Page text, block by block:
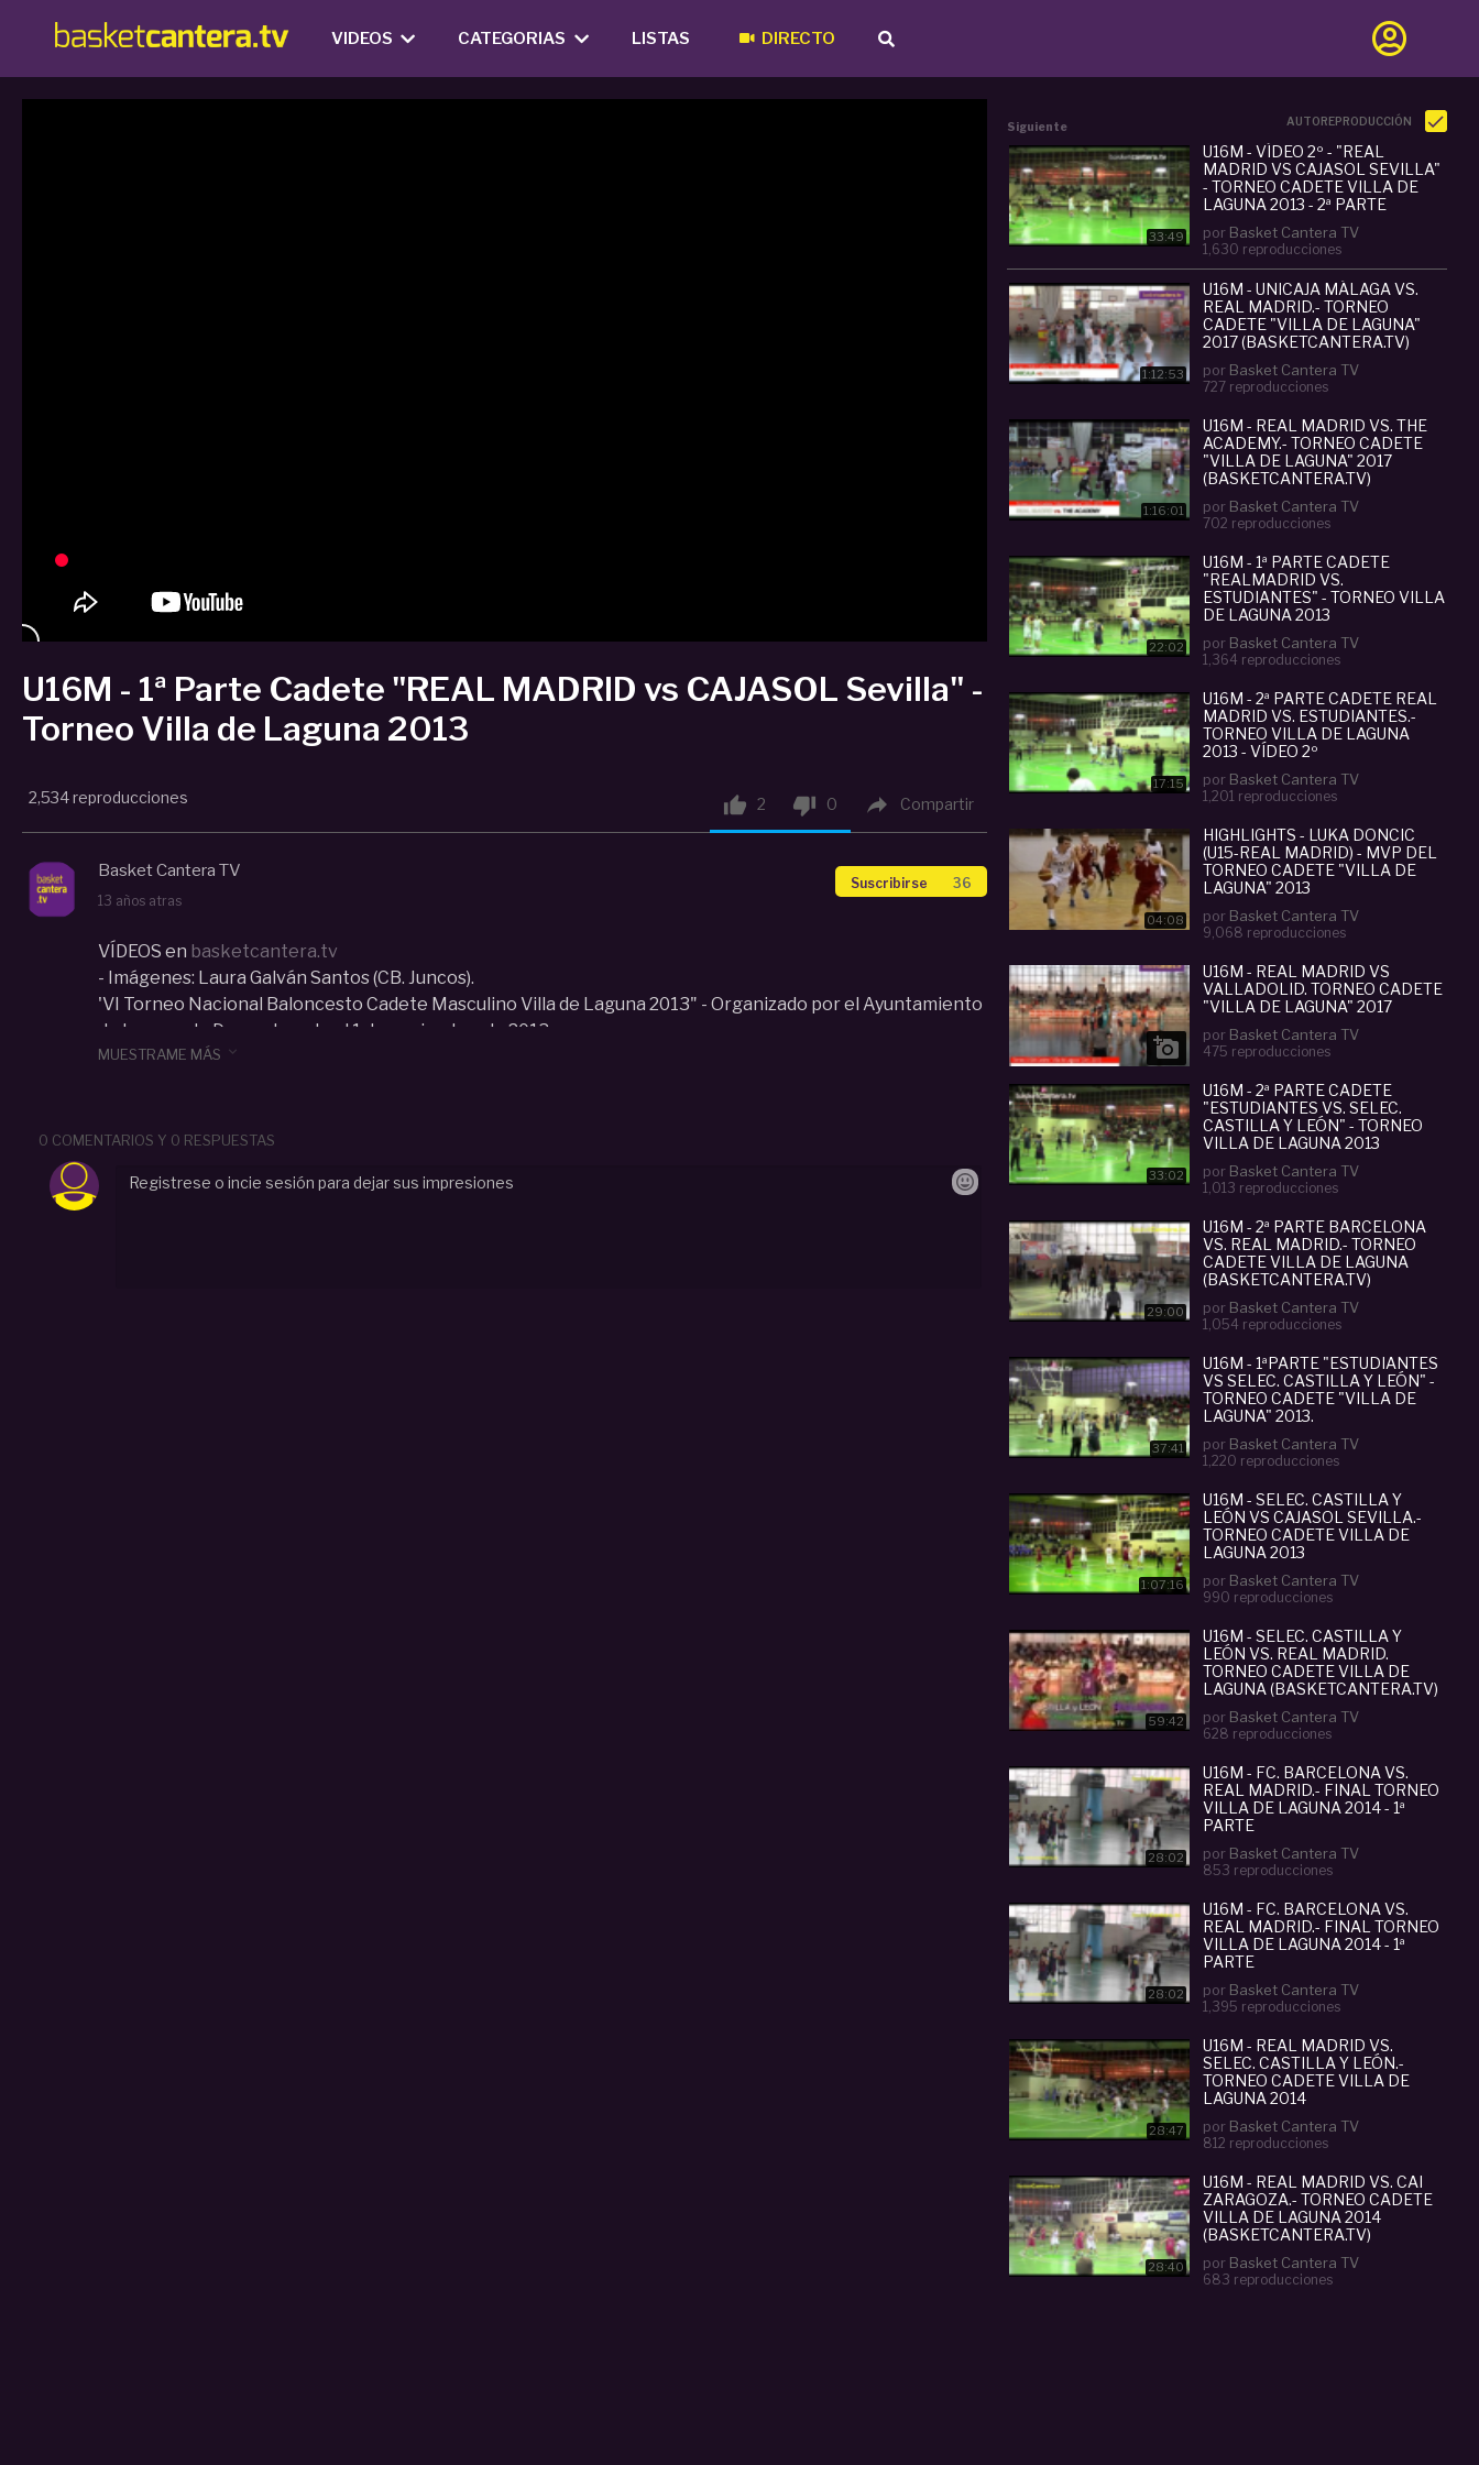
VIDEOS CATEGORIAS LISTAS DIRECTO
U16M - 1ª Parte Cadete "REAL MADRID vs CAJASOL Sevilla" -
Torneo Villa de Laguna 2013
2,534 reproducciones  2  0  Compartir
Basket Cantera TV
13 años atras
Suscribirse 36
VÍDEOS en basketcantera.tv
- Imágenes: Laura Galván Santos (CB. Juncos).
'VI Torneo Nacional Baloncesto Cadete Masculino Villa de Laguna 2013" - Organizado por el Ayuntamiento
de Laguna de Duero. Jugado el 1 de noviembre de 2013.
MUESTRAME MÁS 
Siguiente AUTOREPRODUCCIÓN
33:49
U16M - VÍDEO 2º - "REAL
MADRID VS CAJASOL SEVILLA"
- TORNEO CADETE VILLA DE
LAGUNA 2013 - 2ª PARTE
por Basket Cantera TV
1,630 reproducciones
1:12:53
U16M - UNICAJA MÁLAGA VS.
REAL MADRID.- TORNEO
CADETE "VILLA DE LAGUNA"
2017 (BASKETCANTERA.TV)
por Basket Cantera TV
727 reproducciones
1:16:01
U16M - REAL MADRID VS. THE
ACADEMY.- TORNEO CADETE
"VILLA DE LAGUNA" 2017
(BASKETCANTERA.TV)
por Basket Cantera TV
702 reproducciones
22:02
U16M - 1ª PARTE CADETE
"REALMADRID VS.
ESTUDIANTES" - TORNEO VILLA
DE LAGUNA 2013
por Basket Cantera TV
1,364 reproducciones
17:15
U16M - 2ª PARTE CADETE REAL
MADRID VS. ESTUDIANTES.-
TORNEO VILLA DE LAGUNA
2013 - VÍDEO 2º
por Basket Cantera TV
1,201 reproducciones
04:08
HIGHLIGHTS - LUKA DONCIC
(U15-REAL MADRID) - MVP DEL
TORNEO CADETE "VILLA DE
LAGUNA" 2013
por Basket Cantera TV
9,068 reproducciones

U16M - REAL MADRID VS
VALLADOLID. TORNEO CADETE
"VILLA DE LAGUNA" 2017
por Basket Cantera TV
475 reproducciones
33:02
U16M - 2ª PARTE CADETE
"ESTUDIANTES VS. SELEC.
CASTILLA Y LEÓN" - TORNEO
VILLA DE LAGUNA 2013
por Basket Cantera TV
1,013 reproducciones
29:00
U16M - 2ª PARTE BARCELONA
VS. REAL MADRID.- TORNEO
CADETE VILLA DE LAGUNA
(BASKETCANTERA.TV)
por Basket Cantera TV
1,054 reproducciones
37:41
U16M - 1ªPARTE "ESTUDIANTES
VS SELEC. CASTILLA Y LEÓN" -
TORNEO CADETE "VILLA DE
LAGUNA" 2013.
por Basket Cantera TV
1,220 reproducciones
1:07:16
U16M - SELEC. CASTILLA Y
LEÓN VS CAJASOL SEVILLA.-
TORNEO CADETE VILLA DE
LAGUNA 2013
por Basket Cantera TV
990 reproducciones
59:42
U16M - SELEC. CASTILLA Y
LEÓN VS. REAL MADRID.
TORNEO CADETE VILLA DE
LAGUNA (BASKETCANTERA.TV)
por Basket Cantera TV
628 reproducciones
28:02
U16M - FC. BARCELONA VS.
REAL MADRID.- FINAL TORNEO
VILLA DE LAGUNA 2014 - 1ª
PARTE
por Basket Cantera TV
853 reproducciones
28:02
U16M - FC. BARCELONA VS.
REAL MADRID.- FINAL TORNEO
VILLA DE LAGUNA 2014 - 1ª
PARTE
por Basket Cantera TV
1,395 reproducciones
28:47
U16M - REAL MADRID VS.
SELEC. CASTILLA Y LEÓN.-
TORNEO CADETE VILLA DE
LAGUNA 2014
por Basket Cantera TV
812 reproducciones
28:40
U16M - REAL MADRID VS. CAI
ZARAGOZA.- TORNEO CADETE
VILLA DE LAGUNA 2014
(BASKETCANTERA.TV)
por Basket Cantera TV
683 reproducciones
0 COMENTARIOS Y 0 RESPUESTAS